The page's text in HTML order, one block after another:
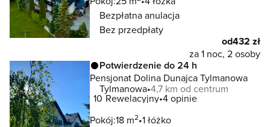
Bezpłatna anulacja
Bez przedpłaty
od432 zł
za 1 noc, 2 osoby
Potwierdzenie do 24 h
Pensjonat Dolina Dunajca Tylmanowa
Tylmanowa 4,7 km od centrum
10 Rewelacyjny 4 opinie
Pokój:18 m2 1 łóżko